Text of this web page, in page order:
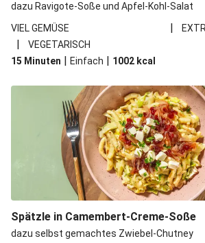
dazu Ravigote-Soße und Apfel-Kohl-Salat
VIEL GEMÜSE
|
|
VEGETARISCH
15 Minuten | Einfach | 1002 kcal
Spätzle in Camembert-Creme-Soße
dazu selbst gemachtes Zwiebel-Chutney